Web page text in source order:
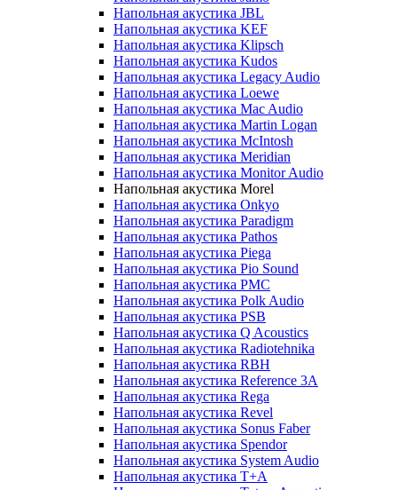
Напольная акустика JBL
Напольная акустика KEF
Напольная акустика Klipsch
Напольная акустика Kudos
Напольная акустика Legacy Audio
Напольная акустика Loewe
Напольная акустика Mac Audio
Напольная акустика Martin Logan
Напольная акустика McIntosh
Напольная акустика Meridian
Напольная акустика Monitor Audio
Напольная акустика Morel
Напольная акустика Onkyo
Напольная акустика Paradigm
Напольная акустика Pathos
Напольная акустика Piega
Напольная акустика Pio Sound
Напольная акустика PMC
Напольная акустика Polk Audio
Напольная акустика PSB
Напольная акустика Q Acoustics
Напольная акустика Radiotehnika
Напольная акустика RBH
Напольная акустика Reference 3A
Напольная акустика Rega
Напольная акустика Revel
Напольная акустика Sonus Faber
Напольная акустика Spendor
Напольная акустика System Audio
Напольная акустика T+A